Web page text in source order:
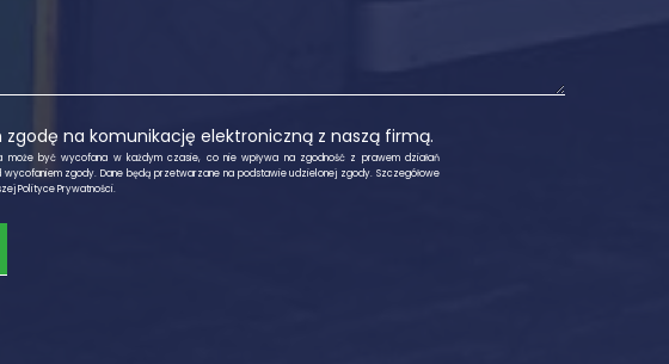
zgodę na komunikację elektroniczną z naszą firmą.
może być wycofana w każdym czasie, co nie wpływa na zgodność z prawem działań
zgody. Dane będą przetwarzane na podstawie udzielonej zgody. Szczegółowe
Polityce Prywatności.